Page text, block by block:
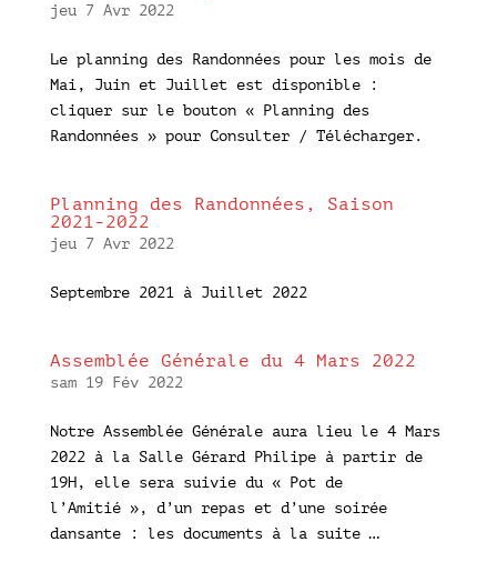
jeu 7 Avr 2022
Le planning des Randonnées pour les mois de
Mai, Juin et Juillet est disponible :
cliquer sur le bouton « Planning des
Randonnées » pour Consulter / Télécharger.
Planning des Randonnées, Saison
2021-2022
jeu 7 Avr 2022
Septembre 2021 à Juillet 2022
Assemblée Générale du 4 Mars 2022
sam 19 Fév 2022
Notre Assemblée Générale aura lieu le 4 Mars
2022 à la Salle Gérard Philipe à partir de
19H, elle sera suivie du « Pot de
l’Amitié », d’un repas et d’une soirée
dansante : les documents à la suite …